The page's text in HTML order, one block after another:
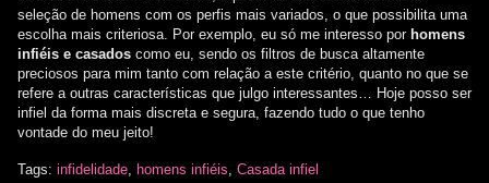
seleção de homens com os perfis mais variados, o que possibilita uma
escolha mais criteriosa. Por exemplo, eu só me interesso por homens
infiéis e casados como eu, sendo os filtros de busca altamente
preciosos para mim tanto com relação a este critério, quanto no que se
refere a outras características que julgo interessantes… Hoje posso ser
infiel da forma mais discreta e segura, fazendo tudo o que tenho
vontade do meu jeito!
Tags: infidelidade, homens infiéis, Casada infiel